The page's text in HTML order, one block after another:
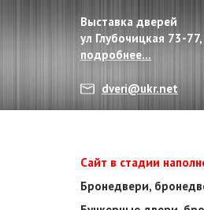
Выставка дверей
ул Глубочицкая 73-77,
подробнее...
dveri@ukr.net
Сайт в стадии
Бронедвери,